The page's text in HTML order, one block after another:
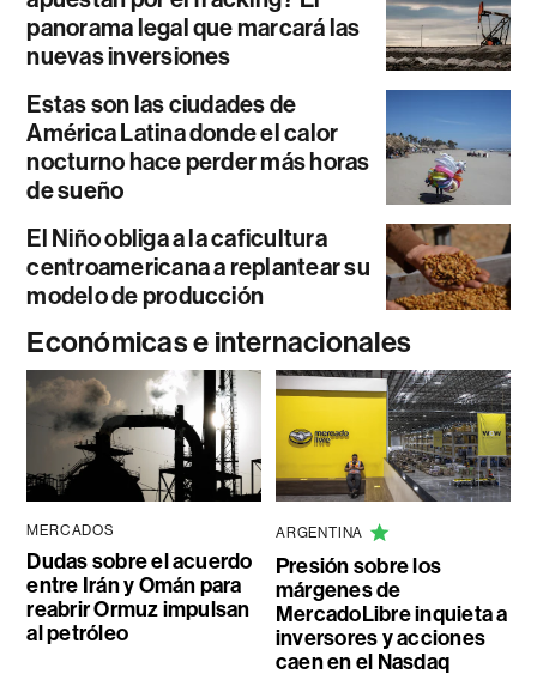
panorama legal que marcará las
nuevas inversiones
Estas son las ciudades de
América Latina donde el calor
nocturno hace perder más horas
de sueño
El Niño obliga a la caficultura
centroamericana a replantear su
modelo de producción
Económicas e internacionales
MERCADOS
Dudas sobre el acuerdo
entre Irán y Omán para
reabrir Ormuz impulsan
al petróleo
ARGENTINA
Presión sobre los
márgenes de
MercadoLibre inquieta a
inversores y acciones
caen en el Nasdaq